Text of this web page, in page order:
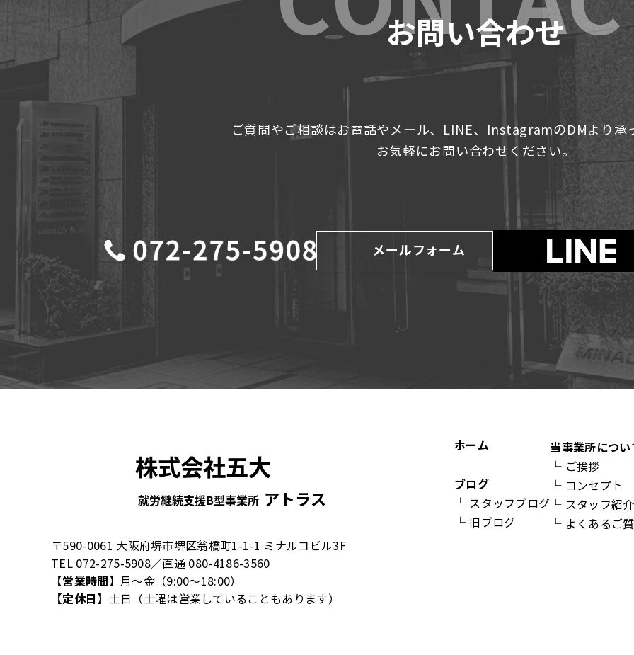
お問い合わせ
ご質問やご相談はお電話やメール、LINE、InstagramのDMより承
お気軽にお問い合わせください。
メールフォーム
〒590-0061 大阪府堺市堺区翁橋町1-1-1 ミナルコビル3F
TEL 072-275-5908／直通 080-4186-3560
【営業時間】 月～金（9:00～18:00）
【定休日】 土日（土曜は営業していることもあります）
ホーム
ブログ
└ スタッフブログ
└ 旧ブログ
当事業所につい
└ ご挨拶
└ コンセプト
└ スタッフ紹介
└ よくあるご